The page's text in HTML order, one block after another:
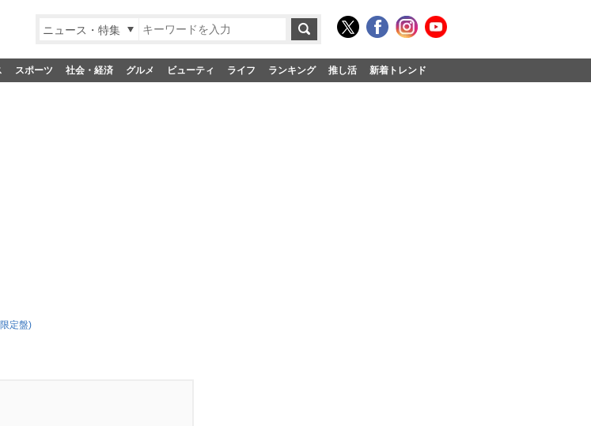
ニュース・特集
スポーツ 社会・経済 グルメ ビューティ ライフ ランキング 推し活 新着トレンド
定盤)